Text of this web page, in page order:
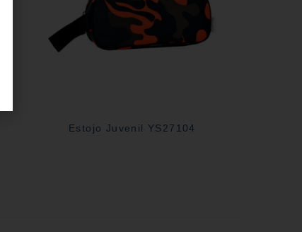
Estojo Juvenil YS27104